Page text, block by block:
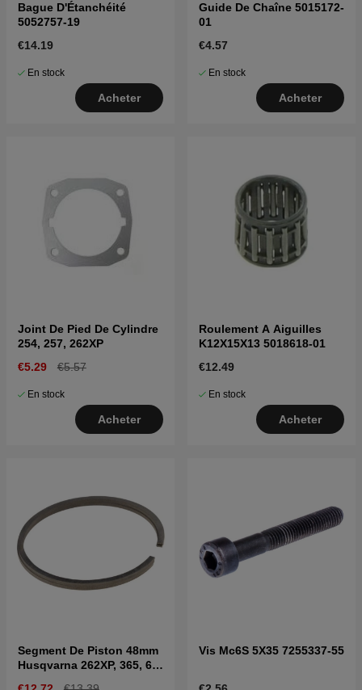
Bague D'Étanchéité
5052757-19
€14.19
En stock
Acheter
Guide De Chaîne 5015172-
01
€4.57
En stock
Acheter
Joint De Pied De Cylindre
254, 257, 262XP
€5.29
€5.57
En stock
Acheter
Roulement A Aiguilles
K12X15X13 5018618-01
€12.49
En stock
Acheter
Segment De Piston 48mm
Husqvarna 262XP, 365, 61,
Vis Mc6S 5X35 7255337-55